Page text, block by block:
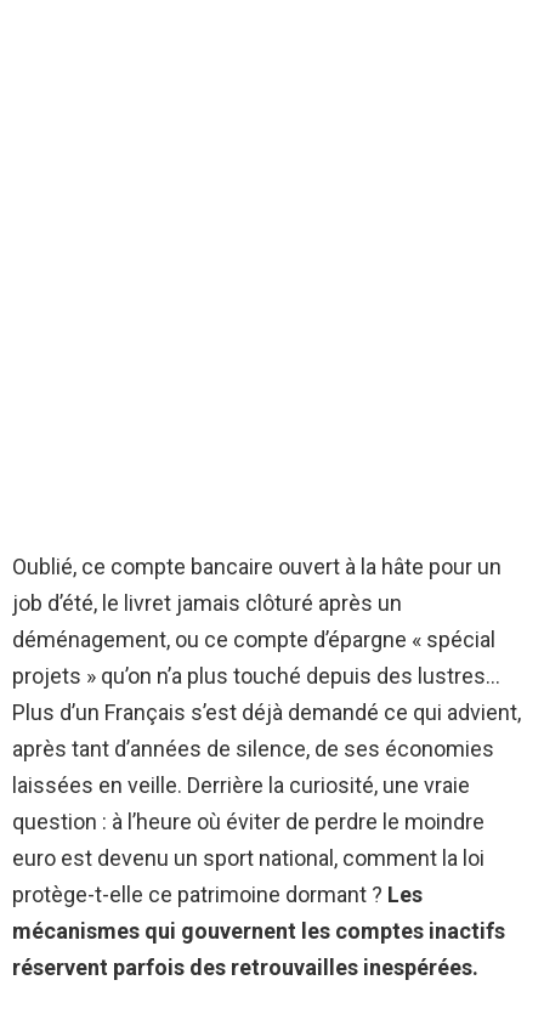
Oublié, ce compte bancaire ouvert à la hâte pour un
job d’été, le livret jamais clôturé après un
déménagement, ou ce compte d’épargne « spécial
projets » qu’on n’a plus touché depuis des lustres…
Plus d’un Français s’est déjà demandé ce qui advient,
après tant d’années de silence, de ses économies
laissées en veille. Derrière la curiosité, une vraie
question : à l’heure où éviter de perdre le moindre
euro est devenu un sport national, comment la loi
protège-t-elle ce patrimoine dormant ? Les
mécanismes qui gouvernent les comptes inactifs
réservent parfois des retrouvailles inespérées.